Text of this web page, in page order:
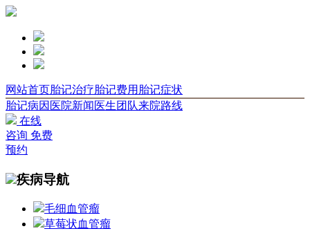
网站首页胎记治疗胎记费用 胎记症状
胎记病因 医院新闻 医生团队来院路线
在线
咨询 免费
预约
疾病导航
毛细血管瘤
草莓状血管瘤